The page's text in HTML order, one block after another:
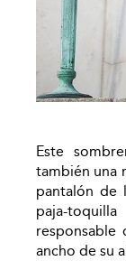
Este
también una
pantalón de
paja-
responsable
ancho de su